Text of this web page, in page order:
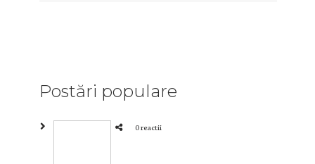
Postări populare
0 reactii